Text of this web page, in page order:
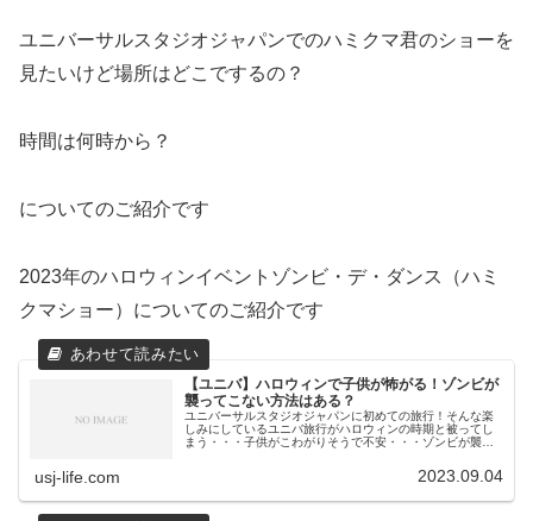
ユニバーサルスタジオジャパンでのハミクマ君のショーを
見たいけど場所はどこでするの？
時間は何時から？
についてのご紹介です
2023年のハロウィンイベントゾンビ・デ・ダンス（ハミ
クマショー）についてのご紹介です
【ユニバ】ハロウィンで子供が怖がる！ゾンビが
襲ってこない方法はある？
ユニバーサルスタジオジャパンに初めての旅行！そんな楽
しみにしているユニバ旅行がハロウィンの時期と被ってし
まう・・・子供がこわがりそうで不安・・・ゾンビが襲っ
usj-life.com 2023.09.04